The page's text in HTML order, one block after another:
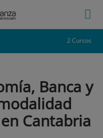
2 Cursos
Banca y
Cantabria